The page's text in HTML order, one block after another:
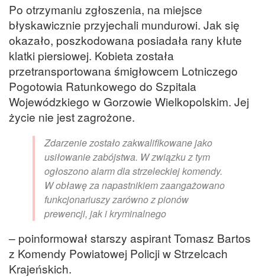
Po otrzymaniu zgłoszenia, na miejsce
błyskawicznie przyjechali mundurowi. Jak się
okazało, poszkodowana posiadała rany kłute
klatki piersiowej. Kobieta została
przetransportowana śmigłowcem Lotniczego
Pogotowia Ratunkowego do Szpitala
Wojewódzkiego w Gorzowie Wielkopolskim. Jej
życie nie jest zagrożone.
Zdarzenie zostało zakwalifikowane jako
usiłowanie zabójstwa. W związku z tym
ogłoszono alarm dla strzeleckiej komendy.
W obławę za napastnikiem zaangażowano
funkcjonariuszy zarówno z pionów
prewencji, jak i kryminalnego
– poinformował starszy aspirant Tomasz Bartos
z Komendy Powiatowej Policji w Strzelcach
Krajeńskich.